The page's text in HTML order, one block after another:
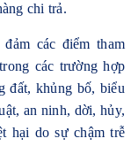
chi trả.
các điểm tham
các trường hợp
đất, khủng bố, biểu
an ninh, dời, hủy,
hại do sự chậm trễ